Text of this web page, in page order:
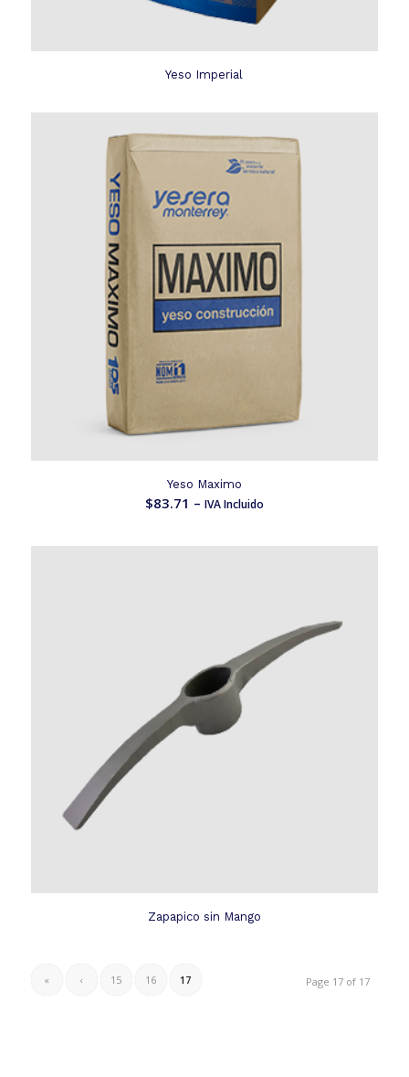
Yeso Imperial
Yeso Maximo
$83.71 – IVA Incluido
Zapapico sin Mango
Page 17 of 17
« ‹ 15 16 17